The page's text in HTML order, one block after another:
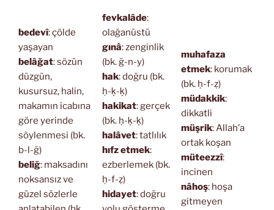
bedevî: çölde
yaşayan
belâğat: sözün
düzgün,
kusursuz, halin,
makamın icabına
göre yerinde
söylenmesi (bk.
b-l-ğ)
beliğ: maksadını
noksansız ve
güzel sözlerle
fevkalâde:
olağanüstü
gınâ: zenginlik
(bk. ğ-n-y)
hak: doğru (bk.
ḥ-ḳ-ḳ)
hakikat: gerçek
(bk. ḥ-ḳ-ḳ)
halâvet: tatlılık
hıfz etmek:
ezberlemek (bk.
ḥ-f-ẓ)
hidayet: doğru
muhafaza
etmek: korumak
(bk. ḥ-f-ẓ)
müdakkik:
dikkatli
müşrik: Allah’a
ortak koşan
müteezzî:
incinen
nâhoş: hoşa
gitmeyen